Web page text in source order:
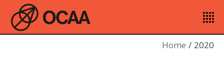
Home 2020